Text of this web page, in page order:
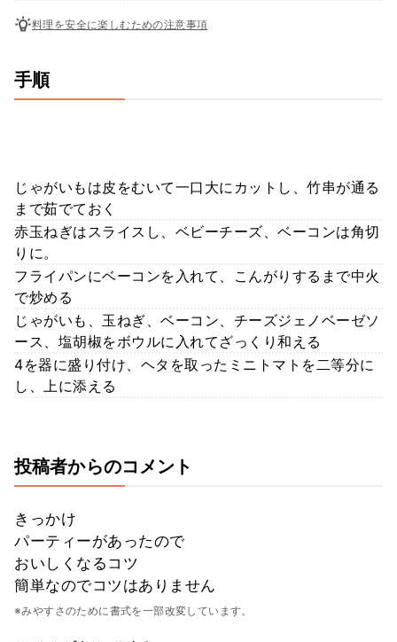
料理を安全に楽しむための注意事項
手順
じゃがいもは皮をむいて一口大にカットし、竹串が通る
まで茹でておく
赤玉ねぎはスライスし、ベビーチーズ、ベーコンは角切
りに。
フライパンにベーコンを入れて、こんがりするまで中火
で炒める
じゃがいも、玉ねぎ、ベーコン、チーズジェノベーゼソ
ース、塩胡椒をボウルに入れてざっくり和える
4を器に盛り付け、ヘタを取ったミニトマトを二等分に
し、上に添える
投稿者からのコメント
きっかけ
パーティーがあったので
おいしくなるコツ
簡単なのでコツはありません
※みやすさのために書式を一部改変しています。